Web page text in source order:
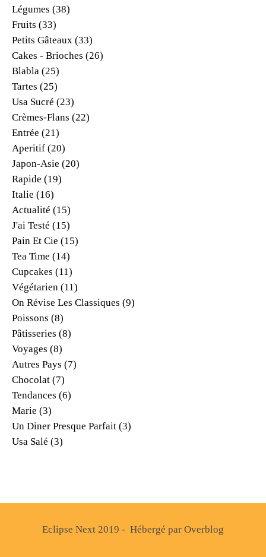
Légumes (38)
Fruits (33)
Petits Gâteaux (33)
Cakes - Brioches (26)
Blabla (25)
Tartes (25)
Usa Sucré (23)
Crèmes-Flans (22)
Entrée (21)
Aperitif (20)
Japon-Asie (20)
Rapide (19)
Italie (16)
Actualité (15)
J'ai Testé (15)
Pain Et Cie (15)
Tea Time (14)
Cupcakes (11)
Végétarien (11)
On Révise Les Classiques (9)
Poissons (8)
Pâtisseries (8)
Voyages (8)
Autres Pays (7)
Chocolat (7)
Tendances (6)
Marie (3)
Un Diner Presque Parfait (3)
Usa Salé (3)
Eclipse Next 2019 - Hébergé par Overblog